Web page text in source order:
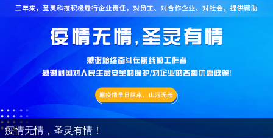
疫情无情，圣灵有情！